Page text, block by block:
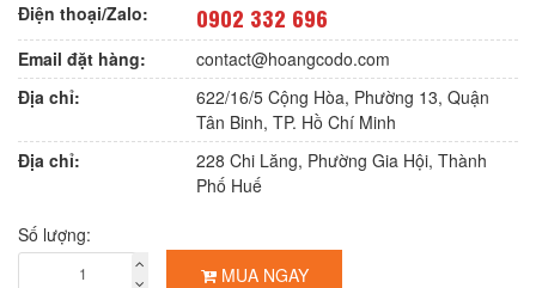
Điện thoại/Zalo: 0902 332 696
Email đặt hàng:
contact@hoangcodo.com
Địa chỉ:
622/16/5 Cộng Hòa, Phường 13, Quận
Tân Binh, TP. Hồ Chí Minh
Địa chỉ:
228 Chi Lăng, Phường Gia Hội, Thành
Phố Huế
Số lượng:
MUA NGAY